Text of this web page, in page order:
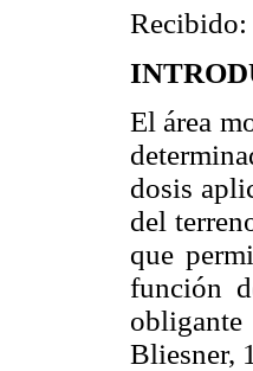
Recibido:
El área
dosis
del
que
función
Bliesner,